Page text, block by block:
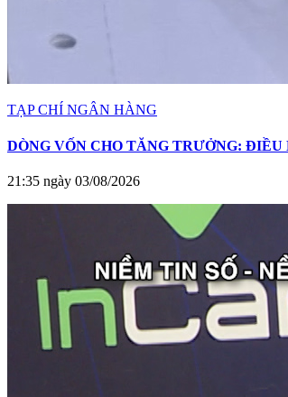
TẠP CHÍ NGÂN HÀNG
DÒNG VỐN CHO TĂNG TRƯỞNG:
21:35 ngày 03/08/2026